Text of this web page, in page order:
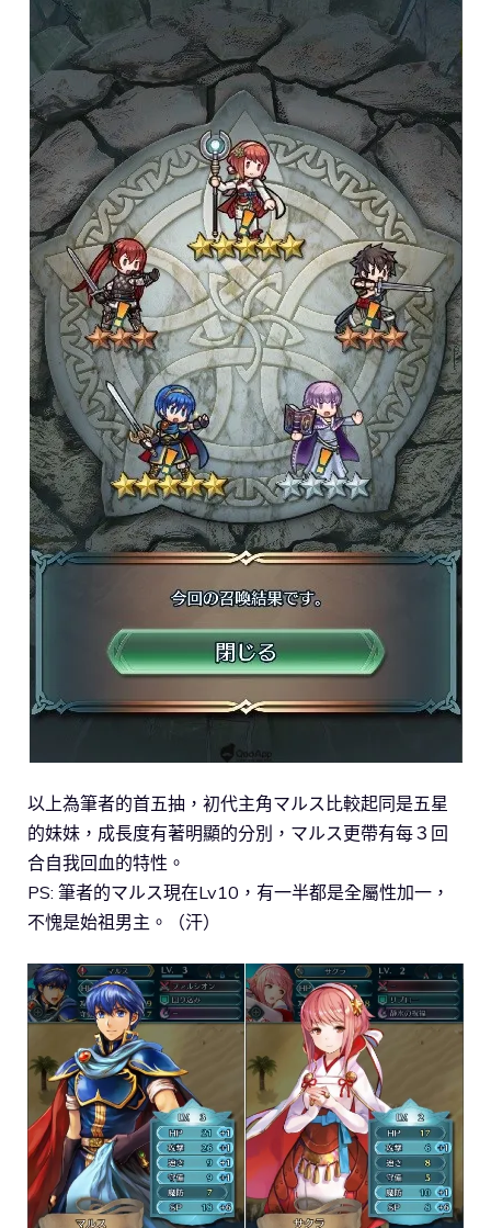
以上為筆者的首五抽，初代主角マルス比較起同是五星
的妹妹，成長度有著明顯的分別，マルス更帶有每３回
合自我回血的特性。
PS: 筆者的マルス現在Lv10，有一半都是全屬性加一，
不愧是始祖男主。（汗）